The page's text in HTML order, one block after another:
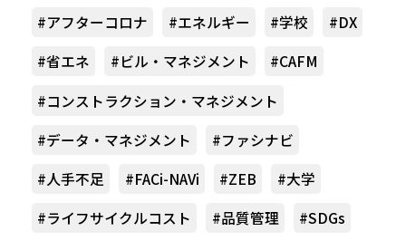
#アフターコロナ
#エネルギー #学校
#DX
#省エネ
#ビル・マネジメント
#CAFM
#コンストラクション・マネジメント
#データ・マネジメント
#ファシナビ
#人手不足
#FACi-NAVi #ZEB
#大学
#ライフサイクルコスト
#品質管理
#SDGs